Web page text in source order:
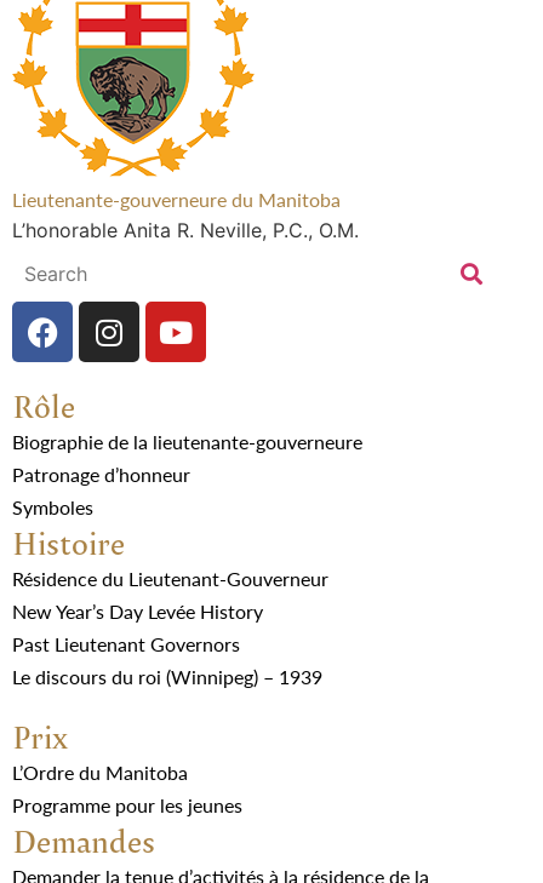
Lieutenante-gouverneure du Manitoba
L’honorable Anita R. Neville, P.C., O.M.
Rôle
Biographie de la lieutenante-gouverneure
Patronage d’honneur
Symboles
Histoire
Résidence du Lieutenant-Gouverneur
New Year’s Day Levée History
Past Lieutenant Governors
Le discours du roi (Winnipeg) – 1939
Prix
L’Ordre du Manitoba
Programme pour les jeunes
Demandes
Demander la tenue d’activités à la résidence de la